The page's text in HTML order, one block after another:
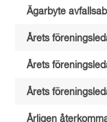
Ägarbyte
Årets
Årets
Årets
Årligen